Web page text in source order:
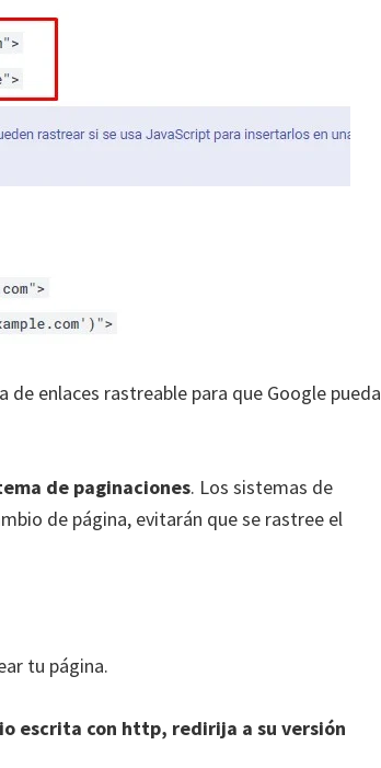
enlaces rastreable para que Google pueda
de paginaciones. Los sistemas de
de página, evitarán que se rastree el
tu página.
escrita con http, redirija a su versión